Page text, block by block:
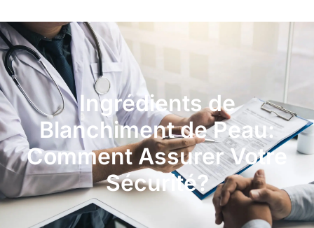
Ingrédients de
Blanchiment de Peau:
Comment Assurer Votre
Sécurité?